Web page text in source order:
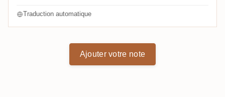
Traduction automatique
Ajouter votre note